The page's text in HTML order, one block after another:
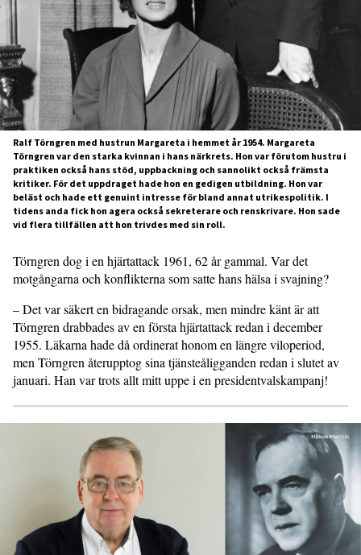
Ralf Törngren med hustrun Margareta i hemmet år 1954. Margareta
Törngren var den starka kvinnan i hans närkrets. Hon var förutom hustru i
praktiken också hans stöd, uppbackning och sannolikt också främsta
kritiker. För det uppdraget hade hon en gedigen utbildning. Hon var
beläst och hade ett genuint intresse för bland annat utrikespolitik. I
tidens anda fick hon agera också sekreterare och renskrivare. Hon sade
vid flera tillfällen att hon trivdes med sin roll.
Törngren dog i en hjärtattack 1961, 62 år gammal. Var det
motgångarna och konflikterna som satte hans hälsa i svajning?
– Det var säkert en bidragande orsak, men mindre känt är att
Törngren drabbades av en första hjärtattack redan i december
1955. Läkarna hade då ordinerat honom en längre viloperiod,
men Törngren återupptog sina tjänsteåligganden redan i slutet av
januari. Han var trots allt mitt uppe i en presidentvalskampanj!